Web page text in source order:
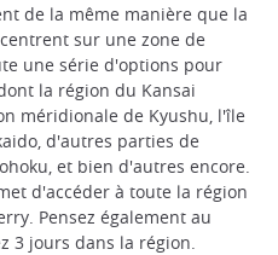
de la même manière que la
sur une zone de
une série d'options pour
la région du Kansai
méridionale de Kyushu, l'île
d'autres parties de
et bien d'autres encore.
d'accéder à toute la région
Pensez également au
3 jours dans la région.